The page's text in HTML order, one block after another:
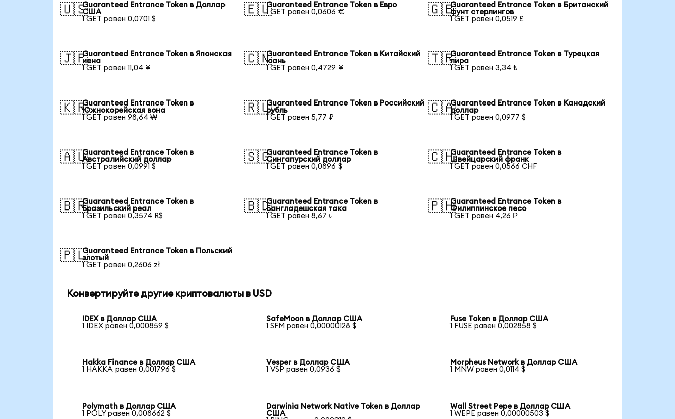
🇺🇸Guaranteed Entrance Token в Доллар
США
1 GET равен 0,0701 $
🇪🇺Guaranteed Entrance Token в Евро
1 GET равен 0,0606 €
🇬🇧Guaranteed Entrance Token в Британский
фунт стерлингов
1 GET равен 0,0519 £
🇯🇵Guaranteed Entrance Token в Японская
иена
1 GET равен 11,04 ¥
🇨🇳Guaranteed Entrance Token в Китайский
юань
1 GET равен 0,4729 ¥
🇹🇷Guaranteed Entrance Token в Турецкая
лира
1 GET равен 3,34 ₺
🇰🇷Guaranteed Entrance Token в
Южнокорейская вона
1 GET равен 98,64 ₩
🇷🇺Guaranteed Entrance Token в Российский
рубль
1 GET равен 5,77 ₽
🇨🇦Guaranteed Entrance Token в Канадский
доллар
1 GET равен 0,0977 $
🇦🇺Guaranteed Entrance Token в
Австралийский доллар
1 GET равен 0,0991 $
🇸🇬Guaranteed Entrance Token в
Сингапурский доллар
1 GET равен 0,0896 $
🇨🇭Guaranteed Entrance Token в
Швейцарский франк
1 GET равен 0,0566 CHF
🇧🇷Guaranteed Entrance Token в
Бразильский реал
1 GET равен 0,3574 R$
🇧🇩Guaranteed Entrance Token в
Бангладешская така
1 GET равен 8,67 ৳
🇵🇭Guaranteed Entrance Token в
Филиппинское песо
1 GET равен 4,26 ₱
🇵🇱Guaranteed Entrance Token в Польский
злотый
1 GET равен 0,2606 zł
Конвертируйте другие криптовалюты в USD
IDEX в Доллар США
1 IDEX равен 0,000859 $
SafeMoon в Доллар США
1 SFM равен 0,00000128 $
Fuse Token в Доллар США
1 FUSE равен 0,002858 $
Hakka Finance в Доллар США
1 HAKKA равен 0,001796 $
Vesper в Доллар США
1 VSP равен 0,0936 $
Morpheus Network в Доллар США
1 MNW равен 0,0114 $
Polymath в Доллар США
1 POLY равен 0,008662 $
Darwinia Network Native Token в Доллар
США
Wall Street Pepe в Доллар США
1 WEPE равен 0,00000503 $